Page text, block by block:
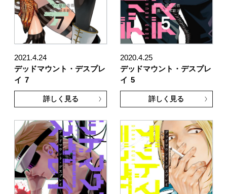
2021.4.24
デッドマウント・デスプレ
イ 7
詳しく見る
2020.4.25
デッドマウント・デスプレ
イ 5
詳しく見る